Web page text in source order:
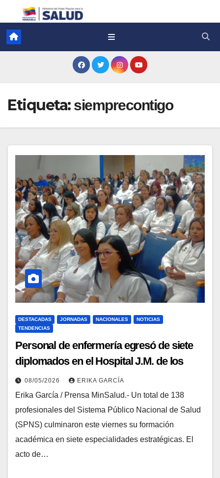
Etiqueta: siemprecontigo
DESTACADAS JORNADAS NACIONALES
NOTICIAS
TENDENCIAS
Personal de enfermería egresó de siete
diplomados en el Hospital J.M. de los
Ríos
08/05/2026 ERIKA GARCÍA
Erika García / Prensa MinSalud.- Un total de 138
profesionales del Sistema Público Nacional de Salud
(SPNS) culminaron este viernes su formación
académica en siete especialidades estratégicas. El
acto de…